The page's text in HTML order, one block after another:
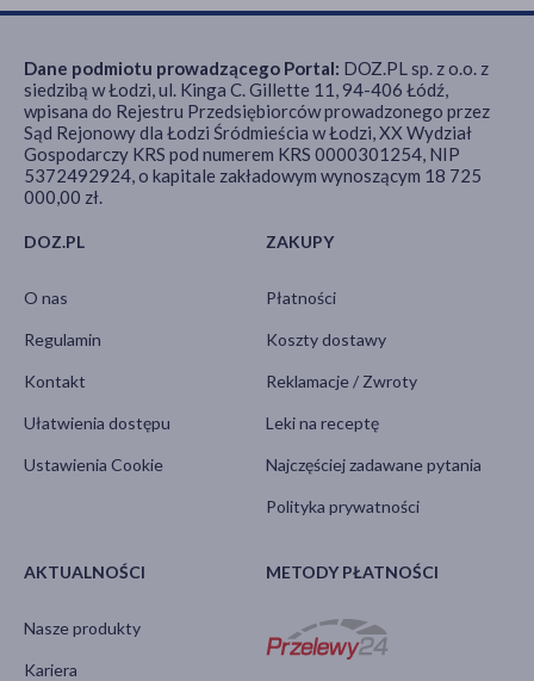
DOZ.PL
O nas
Regulamin
Kontakt
Ułatwienia dostępu
Ustawienia Cookie
ZAKUPY
Płatności
Koszty dostawy
Reklamacje / Zwroty
Leki na receptę
Najczęściej zadawane pytania
Polityka prywatności
AKTUALNOŚCI
Nasze produkty
Kariera
METODY PŁATNOŚCI
Dane podmiotu prowadzącego Portal: DOZ.PL sp. z o.o. z
siedzibą w Łodzi, ul. Kinga C. Gillette 11, 94-406 Łódź,
wpisana do Rejestru Przedsiębiorców prowadzonego przez
Sąd Rejonowy dla Łodzi Śródmieścia w Łodzi, XX Wydział
Gospodarczy KRS pod numerem KRS 0000301254, NIP
5372492924, o kapitale zakładowym wynoszącym 18 725
000,00 zł.